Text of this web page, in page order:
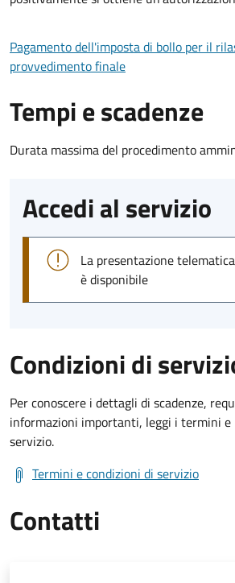
Pagamento dell'imposta di bollo per il
provvedimento finale
Tempi e scadenze
Durata massima del procedimento
Accedi al servizio
La presentazione
è disponibile
Condizioni di
Per conoscere i dettagli di scadenze,
informazioni importanti, leggi i termini e
servizio.
Termini e condizioni di servizio
Contatti